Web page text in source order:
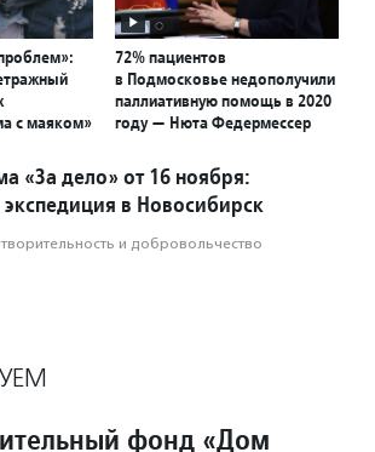
с маяком»
72% пациентов
в Подмосковье недополучили
паллиативную помощь в 2020
году — Нюта Федермессер
«За дело» от 16 ноября:
экспедиция в Новосибирск
и доброволь­чест­во
фонд «Дом